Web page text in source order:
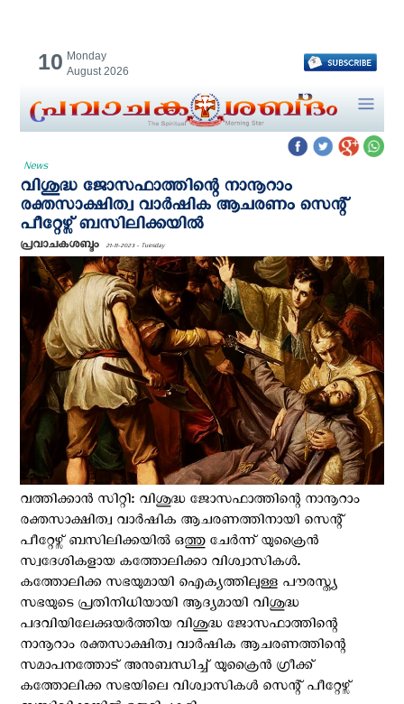
10 Monday
August 2026
News
വിശുദ്ധ ജോസഫാത്തിന്റെ നാനൂറാം
രക്തസാക്ഷിത്വ വാർഷിക ആചരണം സെന്റ്
പീറ്റേഴ്സ് ബസിലിക്കയിൽ
പ്രവാചകശബ്ദം 21-11-2023 - Tuesday
വത്തിക്കാന്‍ സിറ്റി: വിശുദ്ധ ജോസഫാത്തിന്റെ നാനൂറാം
രക്തസാക്ഷിത്വ വാർഷിക ആചരണത്തിനായി സെന്റ്
പീറ്റേഴ്സ് ബസിലിക്കയിൽ ഒത്തു ചേർന്ന് യുക്രൈൻ
സ്വദേശികളായ കത്തോലിക്കാ വിശ്വാസികൾ.
കത്തോലിക്ക സഭയുമായി ഐക്യത്തിലുള്ള പൗരസ്ത്യ
സഭയുടെ പ്രതിനിധിയായി ആദ്യമായി വിശുദ്ധ
പദവിയിലേക്കുയർത്തിയ വിശുദ്ധ ജോസഫാത്തിന്റെ
നാനൂറാം രക്തസാക്ഷിത്വ വാർഷിക ആചരണത്തിന്റെ
സമാപനത്തോട് അനുബന്ധിച്ച് യുക്രൈൻ ഗ്രീക്ക്
കത്തോലിക്ക സഭയിലെ വിശ്വാസികൾ സെന്റ് പീറ്റേഴ്സ്